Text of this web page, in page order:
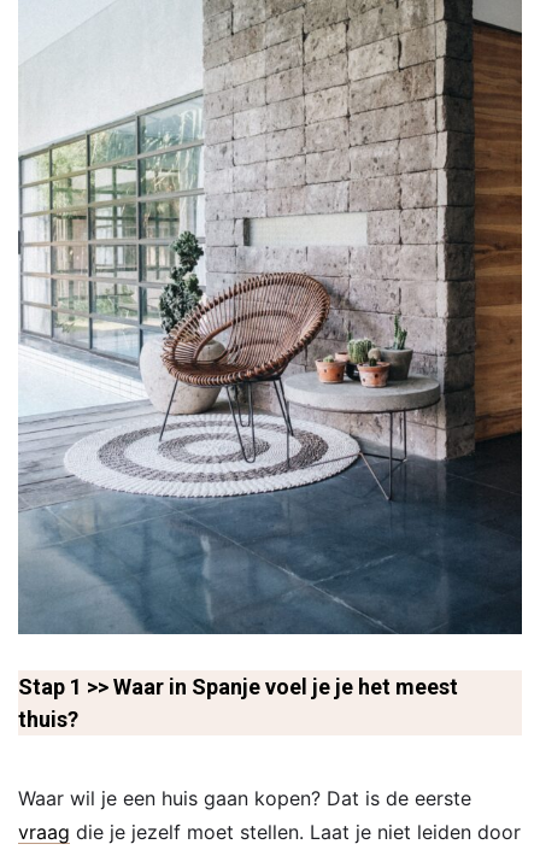
Stap 1 >> Waar in Spanje voel je je het meest
thuis?
Waar wil je een huis gaan kopen? Dat is de eerste
vraag die je jezelf moet stellen. Laat je niet leiden door